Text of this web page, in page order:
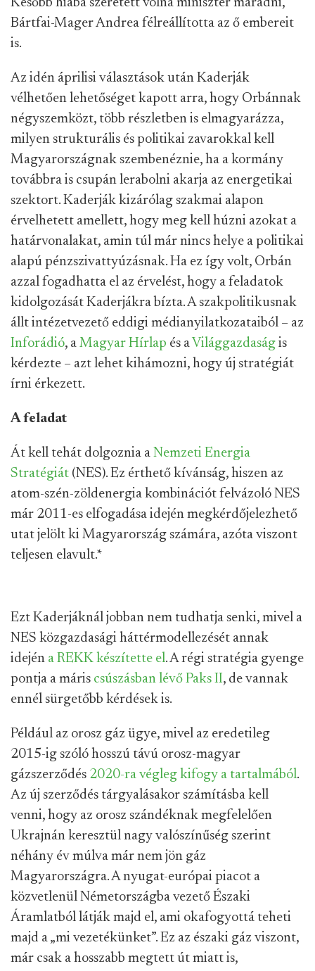
Később hiába szeretett volna miniszter maradni,
Bártfai-Mager Andrea félreállította az ő embereit
is.
Az idén áprilisi választások után Kaderják
vélhetően lehetőséget kapott arra, hogy Orbánnak
négyszemközt, több részletben is elmagyarázza,
milyen strukturális és politikai zavarokkal kell
Magyarországnak szembenéznie, ha a kormány
továbbra is csupán lerabolni akarja az energetikai
szektort. Kaderják kizárólag szakmai alapon
érvelhetett amellett, hogy meg kell húzni azokat a
határvonalakat, amin túl már nincs helye a politikai
alapú pénzszivattyúzásnak. Ha ez így volt, Orbán
azzal fogadhatta el az érvelést, hogy a feladatok
kidolgozását Kaderjákra bízta. A szakpolitikusnak
állt intézetvezető eddigi médianyilatkozataiból – az
Inforádió, a Magyar Hírlap és a Világgazdaság is
kérdezte – azt lehet kihámozni, hogy új stratégiát
írni érkezett.
A feladat
Át kell tehát dolgoznia a Nemzeti Energia
Stratégiát (NES). Ez érthető kívánság, hiszen az
atom-szén-zöldenergia kombinációt felvázoló NES
már 2011-es elfogadása idején megkérdőjelezhető
utat jelölt ki Magyarország számára, azóta viszont
teljesen elavult.*
Ezt Kaderjáknál jobban nem tudhatja senki, mivel a
NES közgazdasági háttérmodellezését annak
idején a REKK készítette el. A régi stratégia gyenge
pontja a máris csúszásban lévő Paks II, de vannak
ennél sürgetőbb kérdések is.
Például az orosz gáz ügye, mivel az eredetileg
2015-ig szóló hosszú távú orosz-magyar
gázszerződés 2020-ra végleg kifogy a tartalmából.
Az új szerződés tárgyalásakor számításba kell
venni, hogy az orosz szándéknak megfelelően
Ukrajnán keresztül nagy valószínűség szerint
néhány év múlva már nem jön gáz
Magyarországra. A nyugat-európai piacot a
közvetlenül Németországba vezető Északi
Áramlatból látják majd el, ami okafogyottá teheti
majd a „mi vezetékünket”. Ez az északi gáz viszont,
már csak a hosszabb megtett út miatt is,